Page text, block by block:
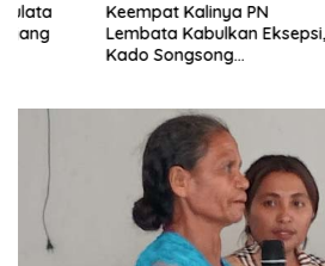
Keempat Kalinya PN
Lembata Kabulkan Eksepsi,
Kado Songsong